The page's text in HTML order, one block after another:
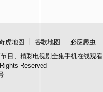
虎地图 谷歌地图
必应爬虫
目、精彩电视剧全集手机在线观看
Reserved